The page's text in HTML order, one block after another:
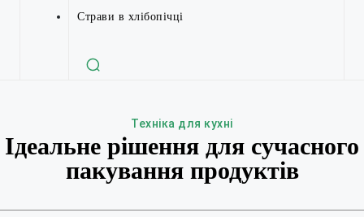
Страви в хлібопічці
Техніка для кухні
Ідеальне рішення для сучасного
пакування продуктів